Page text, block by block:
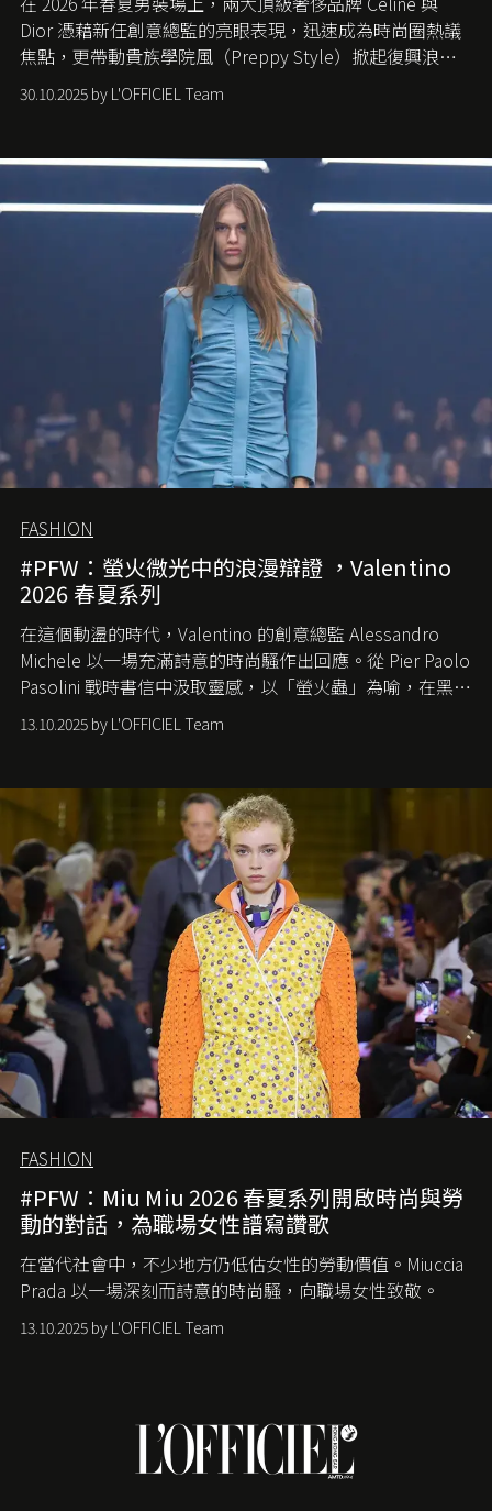
Dior 憑藉新任創意總監的亮眼表現，迅速成為時尚圈熱議
焦點，更帶動貴族學院風（Preppy Style）掀起復興浪
潮，讓這股經典風格再度回到大眾視線。
30.10.2025 by L'OFFICIEL Team
FASHION
#PFW：螢火微光中的浪漫辯證 ，Valentino
2026 春夏系列
在這個動盪的時代， Valentino 的創意總監 Alessandro
Michele 以一場充滿詩意的時尚騷作出回應。從 Pier Paolo
Pasolini 戰時書信中汲取靈感，以「螢火蟲」為喻，在黑暗
中找尋希望的微光。
13.10.2025 by L'OFFICIEL Team
FASHION
#PFW：Miu Miu 2026 春夏系列開啟時尚與勞
動的對話，為職場女性譜寫讚歌
在當代社會中，不少地方仍低估女性的勞動價值。 Miuccia
Prada 以一場深刻而詩意的時尚騷，向職場女性致敬。
13.10.2025 by L'OFFICIEL Team